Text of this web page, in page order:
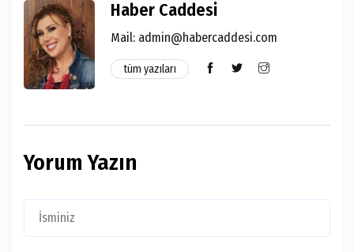
Haber Caddesi
Mail: admin@habercaddesi.com
tüm yazıları
Yorum Yazın